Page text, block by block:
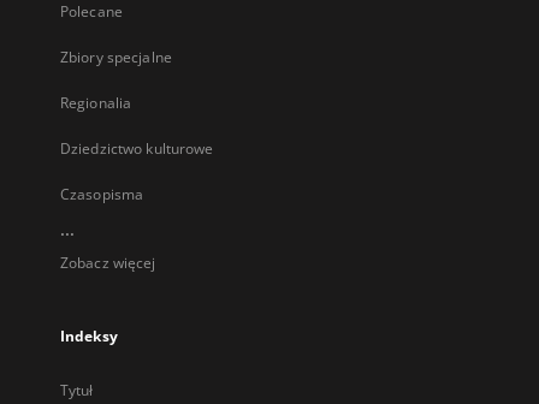
Polecane
Zbiory specjalne
Regionalia
Dziedzictwo kulturowe
Czasopisma
...
Zobacz więcej
Indeksy
Tytuł